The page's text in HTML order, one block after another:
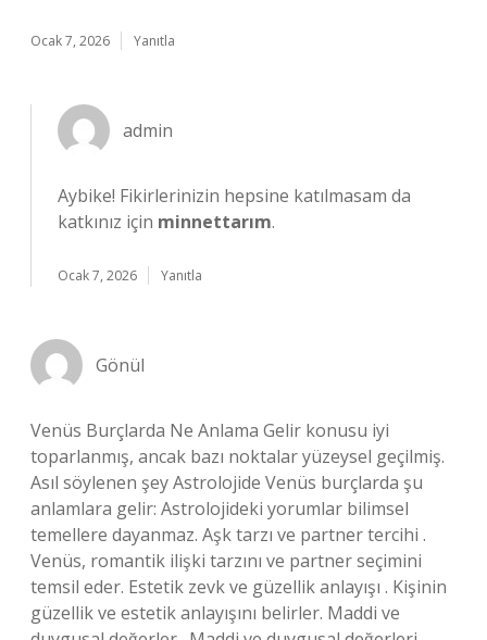
Ocak 7, 2026 Yanıtla
admin
Aybike! Fikirlerinizin hepsine katılmasam da
katkınız için minnettarım.
Ocak 7, 2026 Yanıtla
Gönül
Venüs Burçlarda Ne Anlama Gelir konusu iyi
toparlanmış, ancak bazı noktalar yüzeysel geçilmiş.
Asıl söylenen şey Astrolojide Venüs burçlarda şu
anlamlara gelir: Astrolojideki yorumlar bilimsel
temellere dayanmaz. Aşk tarzı ve partner tercihi .
Venüs, romantik ilişki tarzını ve partner seçimini
temsil eder. Estetik zevk ve güzellik anlayışı . Kişinin
güzellik ve estetik anlayışını belirler. Maddi ve